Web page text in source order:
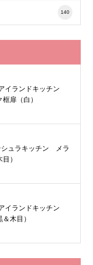
140
イランドキッチン
扉（白）
シュラキッチン メラ
）
イランドキッチン
木目）